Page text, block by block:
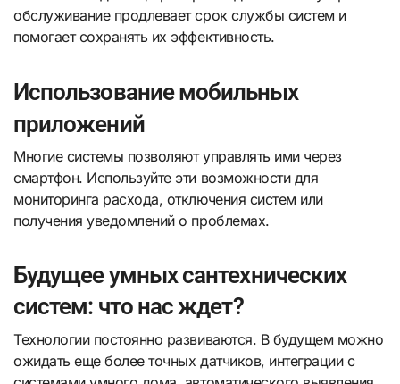
обслуживание продлевает срок службы систем и
помогает сохранять их эффективность.
Использование мобильных
приложений
Многие системы позволяют управлять ими через
смартфон. Используйте эти возможности для
мониторинга расхода, отключения систем или
получения уведомлений о проблемах.
Будущее умных сантехнических
систем: что нас ждет?
Технологии постоянно развиваются. В будущем можно
ожидать еще более точных датчиков, интеграции с